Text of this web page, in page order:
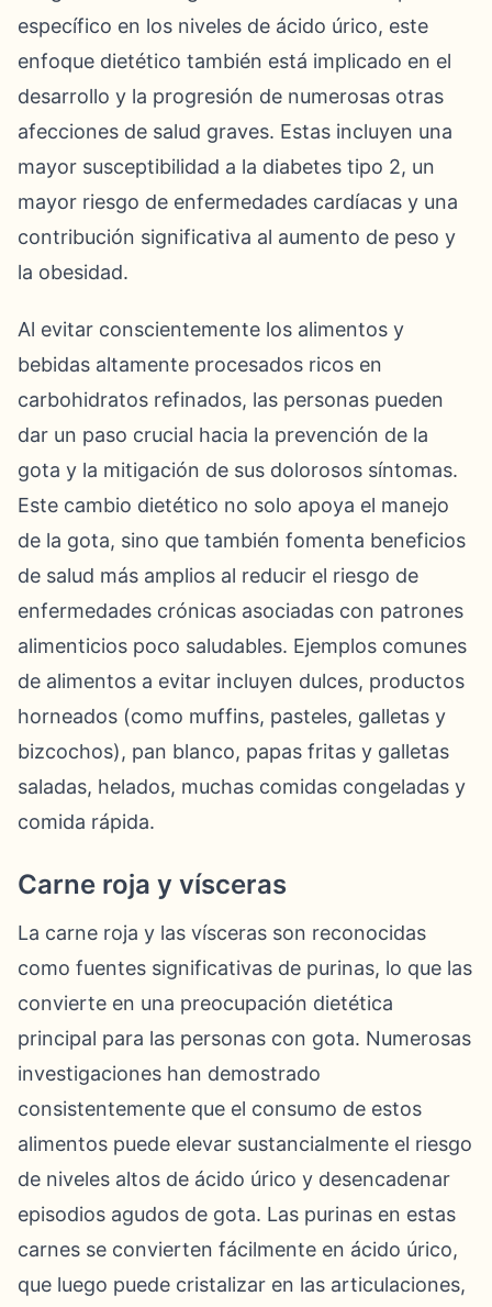
específico en los niveles de ácido úrico, este
enfoque dietético también está implicado en el
desarrollo y la progresión de numerosas otras
afecciones de salud graves. Estas incluyen una
mayor susceptibilidad a la diabetes tipo 2, un
mayor riesgo de enfermedades cardíacas y una
contribución significativa al aumento de peso y
la obesidad.
Al evitar conscientemente los alimentos y
bebidas altamente procesados ricos en
carbohidratos refinados, las personas pueden
dar un paso crucial hacia la prevención de la
gota y la mitigación de sus dolorosos síntomas.
Este cambio dietético no solo apoya el manejo
de la gota, sino que también fomenta beneficios
de salud más amplios al reducir el riesgo de
enfermedades crónicas asociadas con patrones
alimenticios poco saludables. Ejemplos comunes
de alimentos a evitar incluyen dulces, productos
horneados (como muffins, pasteles, galletas y
bizcochos), pan blanco, papas fritas y galletas
saladas, helados, muchas comidas congeladas y
comida rápida.
Carne roja y vísceras
La carne roja y las vísceras son reconocidas
como fuentes significativas de purinas, lo que las
convierte en una preocupación dietética
principal para las personas con gota. Numerosas
investigaciones han demostrado
consistentemente que el consumo de estos
alimentos puede elevar sustancialmente el riesgo
de niveles altos de ácido úrico y desencadenar
episodios agudos de gota. Las purinas en estas
carnes se convierten fácilmente en ácido úrico,
que luego puede cristalizar en las articulaciones,